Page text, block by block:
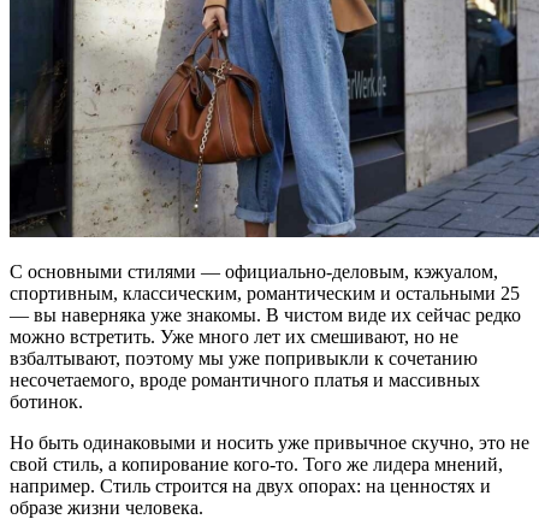
С основными стилями — официально-деловым, кэжуалом,
спортивным, классическим, романтическим и остальными 25
— вы наверняка уже знакомы. В чистом виде их сейчас редко
можно встретить. Уже много лет их смешивают, но не
взбалтывают, поэтому мы уже попривыкли к сочетанию
несочетаемого, вроде романтичного платья и массивных
ботинок.
Но быть одинаковыми и носить уже привычное скучно, это не
свой стиль, а копирование кого-то. Того же лидера мнений,
например. Стиль строится на двух опорах: на ценностях и
образе жизни человека.